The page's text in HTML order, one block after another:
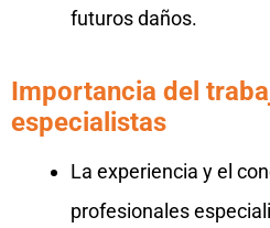
futuros daños.
Importancia del
especialistas
La experiencia y el
profesionales